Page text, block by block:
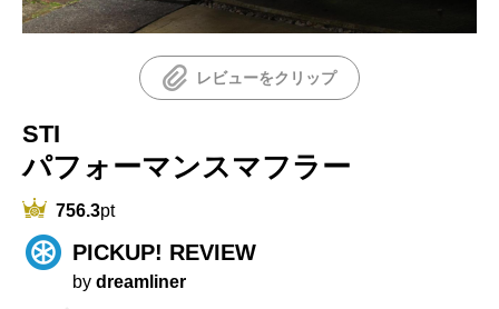
レビューをクリップ
STI
パフォーマンスマフラー
756.3pt
PICKUP! REVIEW
by dreamliner